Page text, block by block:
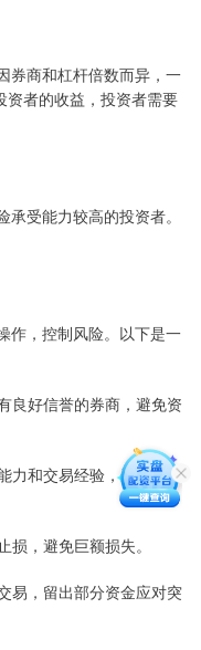
券商和杠杆倍数而异，一
资者的收益，投资者需要
受能力较高的投资者。
作，控制风险。以下是一
良好信誉的券商，避免资
力和交易经验，选择合适
，避免巨额损失。
易，留出部分资金应对突